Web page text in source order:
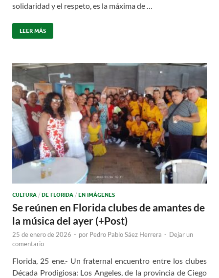
solidaridad y el respeto, es la máxima de …
LEER MÁS
CULTURA / DE FLORIDA / EN IMÁGENES
Se reúnen en Florida clubes de amantes de
la música del ayer (+Post)
25 de enero de 2026 - por Pedro Pablo Sáez Herrera - Dejar un
comentario
Florida, 25 ene.- Un fraternal encuentro entre los clubes
Década Prodigiosa: Los Angeles, de la provincia de Ciego